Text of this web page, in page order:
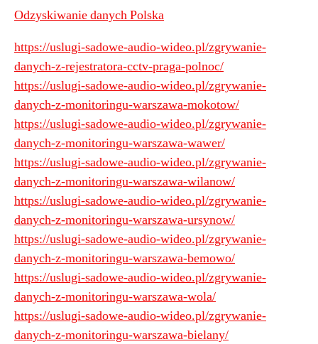
Odzyskiwanie danych Polska
https://uslugi-sadowe-audio-wideo.pl/zgrywanie-
danych-z-rejestratora-cctv-praga-polnoc/
https://uslugi-sadowe-audio-wideo.pl/zgrywanie-
danych-z-monitoringu-warszawa-mokotow/
https://uslugi-sadowe-audio-wideo.pl/zgrywanie-
danych-z-monitoringu-warszawa-wawer/
https://uslugi-sadowe-audio-wideo.pl/zgrywanie-
danych-z-monitoringu-warszawa-wilanow/
https://uslugi-sadowe-audio-wideo.pl/zgrywanie-
danych-z-monitoringu-warszawa-ursynow/
https://uslugi-sadowe-audio-wideo.pl/zgrywanie-
danych-z-monitoringu-warszawa-bemowo/
https://uslugi-sadowe-audio-wideo.pl/zgrywanie-
danych-z-monitoringu-warszawa-wola/
https://uslugi-sadowe-audio-wideo.pl/zgrywanie-
danych-z-monitoringu-warszawa-bielany/